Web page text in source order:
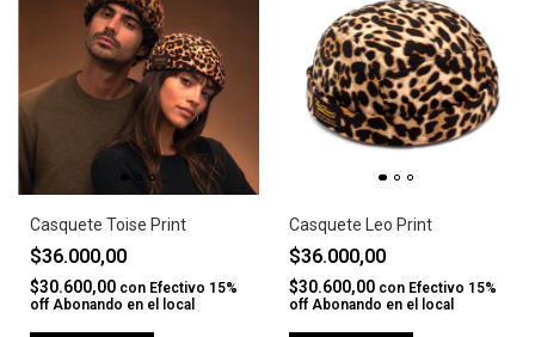
Casquete Toise Print
$36.000,00
$30.600,00 con Efectivo 15%
off Abonando en el local
Casquete Leo Print
$36.000,00
$30.600,00 con Efectivo 15%
off Abonando en el local